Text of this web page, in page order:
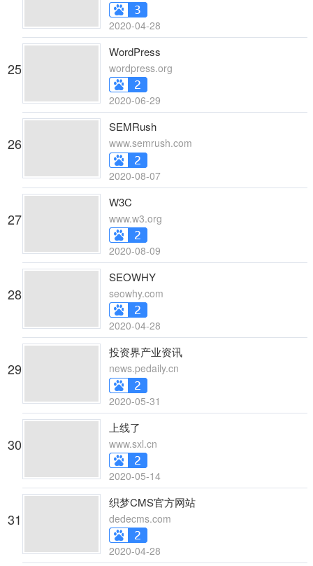
2020-04-28
25
WordPress
wordpress.org
2020-06-29
26
SEMRush
www.semrush.com
2020-08-07
27
W3C
www.w3.org
2020-08-09
28
SEOWHY
seowhy.com
2020-04-28
29
投资界产业资讯
news.pedaily.cn
2020-05-31
30
上线了
www.sxl.cn
2020-05-14
31
织梦CMS官方网站
dedecms.com
2020-04-28